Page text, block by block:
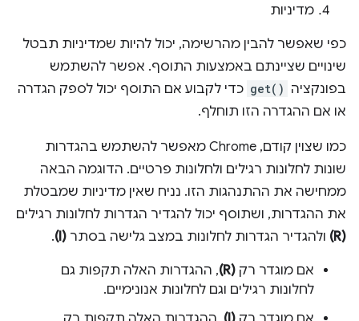
מדיניות
כפי שאפשר להבין מהרשימה, יכול להיות שמדיניות תבטל
שינויים שציינתם באמצעות התוסף. אפשר להשתמש
בפונקציה get() כדי לקבוע אם התוסף יכול לספק הגדרה
או אם ההגדרה הזו תוחלף.
כמו שצוין קודם, Chrome מאפשר להשתמש בהגדרות
שונות לחלונות רגילים ולחלונות פרטיים. הדוגמה הבאה
ממחישה את ההתנהגות הזו. נניח שאין מדיניות שמבטלת
את ההגדרות, ושתוסף יכול להגדיר הגדרות לחלונות רגילים
(R)
ולהגדיר הגדרות לחלונות במצב גלישה בסתר (I)
.
אם מוגדר רק (R)
, ההגדרות האלה תקפות גם
לחלונות רגילים וגם לחלונות אנונימיים.